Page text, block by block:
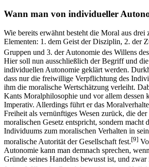
Wann man von individueller
Wie bereits erwähnt besteht die Moral aus drei
Elementen: 1. dem Geist der Disziplin, 2. der
Gruppen und 3. der Autonomie des Willens
Hier soll nun ausschließlich der Begriff und
individuellen Autonomie geklärt werden.
dass nur die freiwillige Verpflichtung des
ihm die moralische Wertschätzung verleiht.
Kants Moralphilosophie und vor allem dessen
Imperativ. Allerdings führt er das
Freiheit als vernünftiges Wesen zurück, die
moralischen Gesetz entspricht, sondern macht
Individuums zum moralischen Verhalten in
moralische Autorität der Gesellschaft fest.[9]
Autonomie kann man demnach sprechen,
Gründe seines Handelns bewusst ist, und zwar